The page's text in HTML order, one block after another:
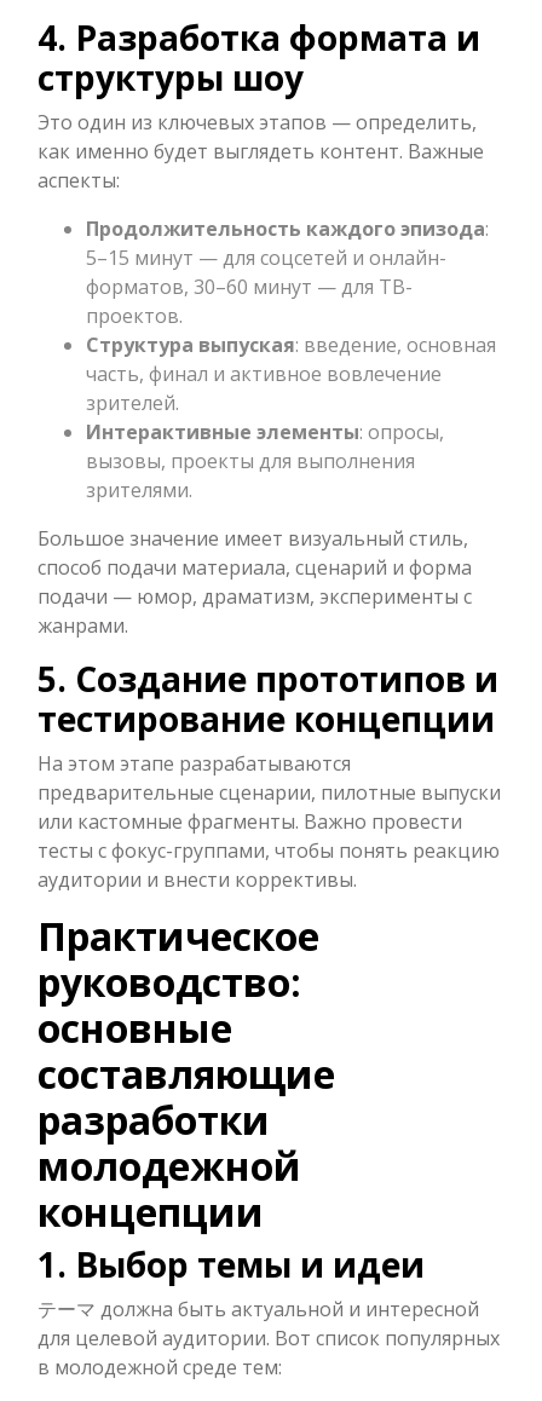
4. Разработка формата и
структуры шоу
Это один из ключевых этапов — определить,
как именно будет выглядеть контент. Важные
аспекты:
Продолжительность каждого эпизода:
5–15 минут — для соцсетей и онлайн-
форматов, 30–60 минут — для ТВ-
проектов.
Структура выпуская: введение, основная
часть, финал и активное вовлечение
зрителей.
Интерактивные элементы: опросы,
вызовы, проекты для выполнения
зрителями.
Большое значение имеет визуальный стиль,
способ подачи материала, сценарий и форма
подачи — юмор, драматизм, эксперименты с
жанрами.
5. Создание прототипов и
тестирование концепции
На этом этапе разрабатываются
предварительные сценарии, пилотные выпуски
или кастомные фрагменты. Важно провести
тесты с фокус-группами, чтобы понять реакцию
аудитории и внести коррективы.
Практическое
руководство:
основные
составляющие
разработки
молодежной
концепции
1. Выбор темы и идеи
テーマ должна быть актуальной и интересной
для целевой аудитории. Вот список популярных
в молодежной среде тем: